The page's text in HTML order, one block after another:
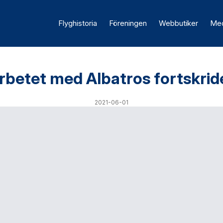
Flyghistoria Föreningen Webbutiker
med Albatros
2021-06-01